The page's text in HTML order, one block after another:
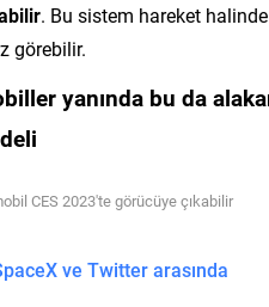
. Bu sistem hareket
görebilir.
yanında bu da
CES 2023'te görücüye çıkabilir
ve Twitter arasında